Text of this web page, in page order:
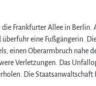
Frankfurter Allee in Berlin.
eine Fußgängerin.
einen Oberarmbruch nahe
Verletzungen. Das
Die Staatsanwaltschaft